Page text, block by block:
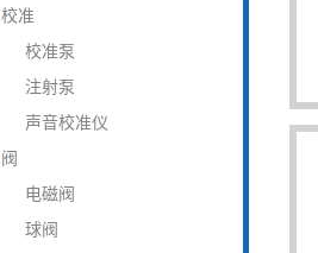
校准
校准泵
注射泵
声音校准仪
阀
电磁阀
球阀